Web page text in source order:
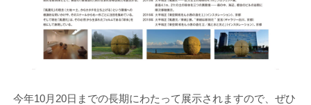
今年10月20日までの長期にわたって展示されますので、ぜひ